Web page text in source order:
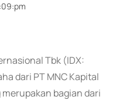
Tbk (IDX:
dari PT MNC Kapital
merupakan bagian dari